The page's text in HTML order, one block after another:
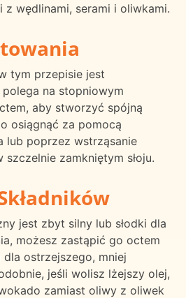
wędlinami, serami i oliwkami.
tym przepisie jest
na stopniowym
aby stworzyć spójną
osiągnąć za pomocą
lub poprzez wstrząsanie
szczelnie zamkniętym słoju.
jest zbyt silny lub słodki dla
możesz zastąpić go octem
ostrzejszego, mniej
jeśli wolisz lżejszy olej,
zamiast oliwy z oliwek